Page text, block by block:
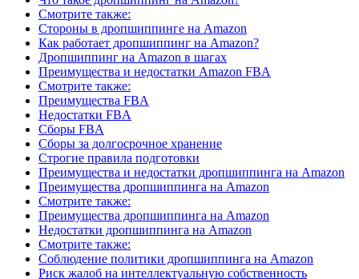
Смотрите также:
Стороны в дропшиппинге на Amazon
Как работает дропшиппинг на Amazon?
Дропшиппинг на Amazon в шагах
Преимущества и недостатки Amazon FBA
Смотрите также:
Преимущества FBA
Недостатки FBA
Сборы FBA
Сборы за долгосрочное хранение
Строгие правила подготовки
Преимущества и недостатки дропшиппинга на Amazon
Преимущества дропшиппинга на Amazon
Смотрите также:
Преимущества дропшиппинга на Amazon
Недостатки дропшиппинга на Amazon
Смотрите также:
Соблюдение политики дропшиппинга на Amazon
Риск жалоб на интеллектуальную собственность